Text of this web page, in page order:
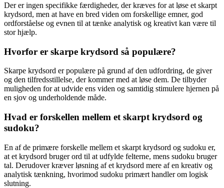
Der er ingen specifikke færdigheder, der kræves for at løse et skarpt
krydsord, men at have en bred viden om forskellige emner, god
ordforståelse og evnen til at tænke analytisk og kreativt kan være til
stor hjælp.
Hvorfor er skarpe krydsord så populære?
Skarpe krydsord er populære på grund af den udfordring, de giver
og den tilfredsstillelse, der kommer med at løse dem. De tilbyder
muligheden for at udvide ens viden og samtidig stimulere hjernen på
en sjov og underholdende måde.
Hvad er forskellen mellem et skarpt krydsord og
sudoku?
En af de primære forskelle mellem et skarpt krydsord og sudoku er,
at et krydsord bruger ord til at udfylde felterne, mens sudoku bruger
tal. Derudover kræver løsning af et krydsord mere af en kreativ og
analytisk tænkning, hvorimod sudoku primært handler om logisk
slutning.